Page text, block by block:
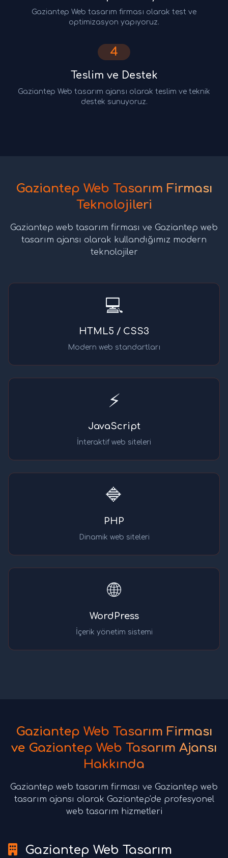
Gaziantep Web tasarım firması olarak test ve
optimizasyon yapıyoruz.
4
Teslim ve Destek
Gaziantep Web tasarım ajansı olarak teslim ve teknik
destek sunuyoruz.
Gaziantep Web Tasarım Firması
Teknolojileri
Gaziantep web tasarım firması ve Gaziantep web
tasarım ajansı olarak kullandığımız modern
teknolojiler
💻
HTML5 / CSS3
Modern web standartları
⚡
JavaScript
İnteraktif web siteleri
🔷
PHP
Dinamik web siteleri
🌐
WordPress
İçerik yönetim sistemi
Gaziantep Web Tasarım Firması
ve Gaziantep Web Tasarım Ajansı
Hakkında
Gaziantep web tasarım firması ve Gaziantep web
tasarım ajansı olarak Gaziantep'de profesyonel
web tasarım hizmetleri
Gaziantep Web Tasarım